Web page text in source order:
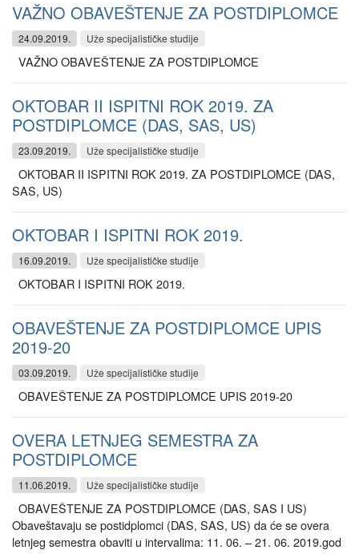
VAŽNO OBAVEŠTENJE ZA POSTDIPLOMCE
24.09.2019. Uže specijalističke studije
VAŽNO OBAVEŠTENJE ZA POSTDIPLOMCE
OKTOBAR II ISPITNI ROK 2019. ZA
POSTDIPLOMCE (DAS, SAS, US)
23.09.2019. Uže specijalističke studije
OKTOBAR II ISPITNI ROK 2019. ZA POSTDIPLOMCE (DAS,
SAS, US)
OKTOBAR I ISPITNI ROK 2019.
16.09.2019. Uže specijalističke studije
OKTOBAR I ISPITNI ROK 2019.
OBAVEŠTENJE ZA POSTDIPLOMCE UPIS
2019-20
03.09.2019. Uže specijalističke studije
OBAVEŠTENJE ZA POSTDIPLOMCE UPIS 2019-20
OVERA LETNJEG SEMESTRA ZA
POSTDIPLOMCE
11.06.2019. Uže specijalističke studije
OBAVEŠTENJE ZA POSTDIPLOMCE (DAS, SAS I US)
Obaveštavaju se postidplomci (DAS, SAS, US) da će se overa
letnjeg semestra obaviti u intervalima: 11. 06. – 21. 06. 2019.god